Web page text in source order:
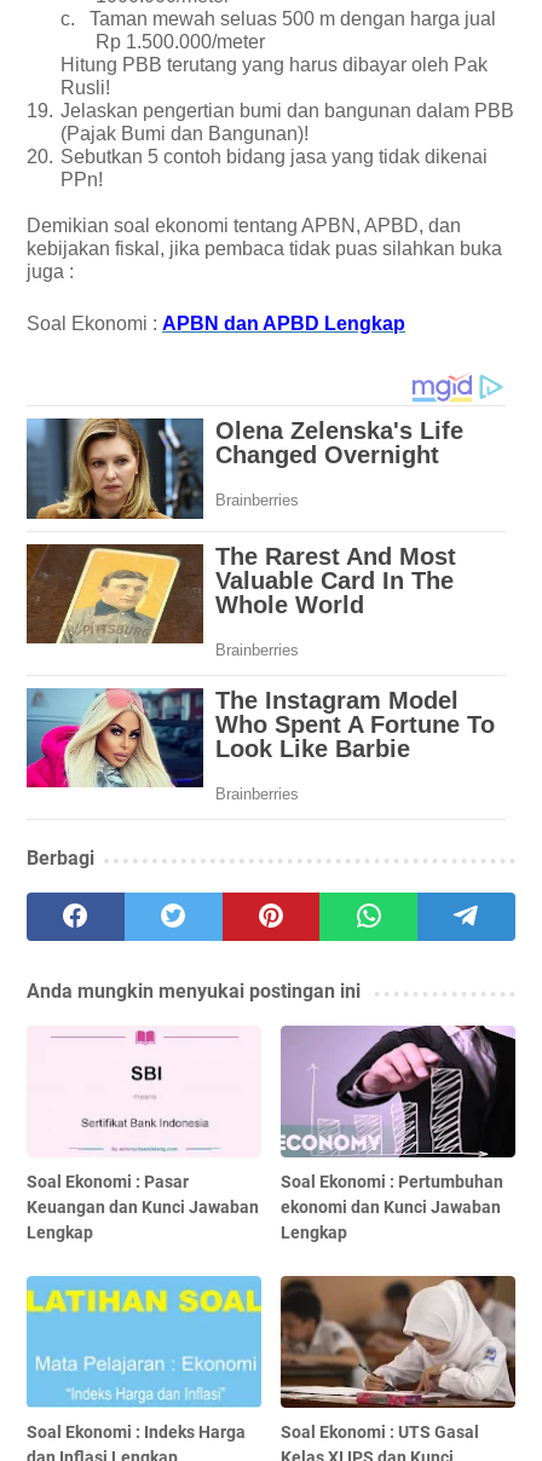
c.
Taman mewah seluas 500 m dengan harga jual
Rp 1.500.000/meter
Hitung PBB terutang yang harus dibayar oleh Pak
Rusli!
19. Jelaskan pengertian bumi dan bangunan dalam PBB
(Pajak Bumi dan Bangunan)!
20. Sebutkan 5 contoh bidang jasa yang tidak dikenai
PPn!
Demikian soal ekonomi tentang APBN, APBD, dan
kebijakan fiskal, jika pembaca tidak puas silahkan buka
juga :
Soal Ekonomi : APBN dan APBD Lengkap
Berbagi
Anda mungkin menyukai postingan ini
Soal Ekonomi : Pasar
Keuangan dan Kunci Jawaban
Lengkap
Soal Ekonomi : Pertumbuhan
ekonomi dan Kunci Jawaban
Lengkap
Soal Ekonomi : Indeks Harga
Soal Ekonomi : UTS Gasal